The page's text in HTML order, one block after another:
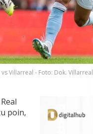
vs Villarreal - Foto: Dok. Villarreal
poin,